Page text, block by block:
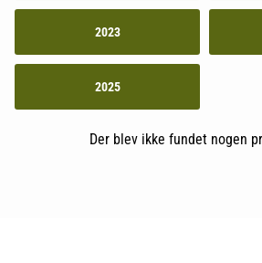
2023
2025
Der blev ikke fundet nogen